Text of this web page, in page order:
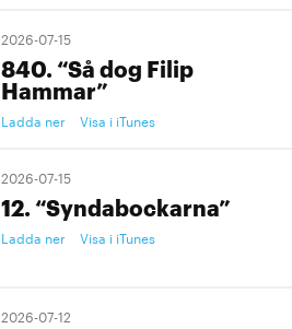
2026-07-15
840. “Så dog Filip
Hammar”
Ladda ner Visa i iTunes
2026-07-15
12. “Syndabockarna”
Ladda ner Visa i iTunes
2026-07-12